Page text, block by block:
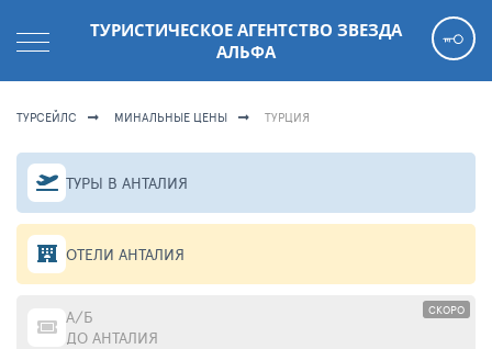
ТУРИСТИЧЕСКОЕ АГЕНТСТВО ЗВЕЗДА
АЛЬФА
ТУРСЕЙЛС МИНАЛЬНЫЕ ЦЕНЫ ТУРЦИЯ
ТУРЫ В АНТАЛИЯ
ОТЕЛИ АНТАЛИЯ
СКОРО
А/Б
ДО АНТАЛИЯ